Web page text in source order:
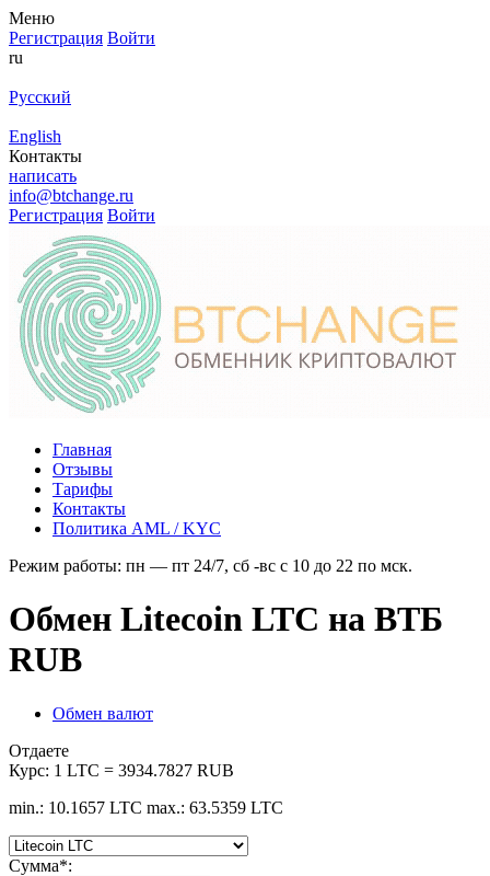
Меню
Регистрация Войти
ru
Русский
English
Контакты
написать
info@btchange.ru
Регистрация Войти
Главная
Отзывы
Тарифы
Контакты
Политика AML / KYC
Режим работы: пн — пт 24/7, сб -вс с 10 до 22 по мск.
Обмен Litecoin LTC на ВТБ
RUB
Обмен валют
Отдаете
Курс: 1 LTC = 3934.7827 RUB
min.: 10.1657 LTC max.: 63.5359 LTC
Сумма*: